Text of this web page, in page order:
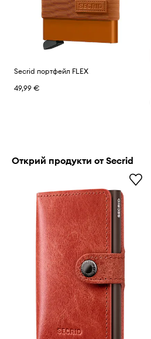
Secrid портфейл FLEX
49,99 €
Открий продукти от Secrid